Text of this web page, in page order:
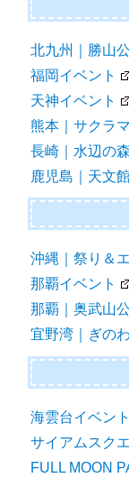
北九州｜勝山
福岡イベント
天神イベント
熊本｜サクラ
長崎｜水辺の
鹿児島｜天文
沖縄｜祭り＆
那覇イベント
那覇｜奥武山
宜野湾｜ぎの
海雲台イベント
サイアムスク
FULL MOON